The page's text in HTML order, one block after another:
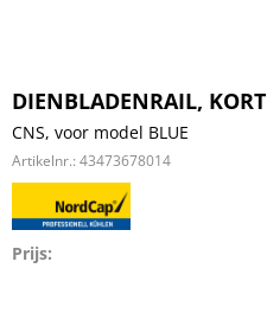
DIENBLADENRAIL, KORT
CNS, voor model BLUE
Artikelnr.: 43473678014
Prijs: